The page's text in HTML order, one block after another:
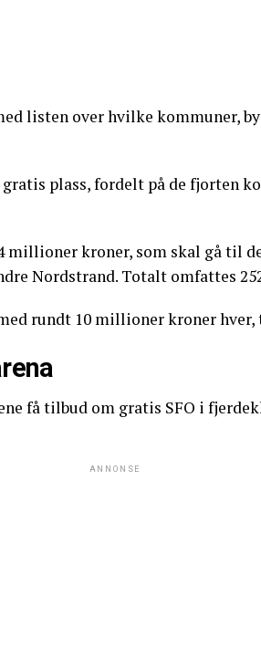
listen over hvilke kommuner,
plass, fordelt på de fjorten
millioner kroner, som skal gå til
Nordstrand. Totalt omfattes
rundt 10 millioner kroner hver,
få tilbud om gratis SFO i
ANNONSE